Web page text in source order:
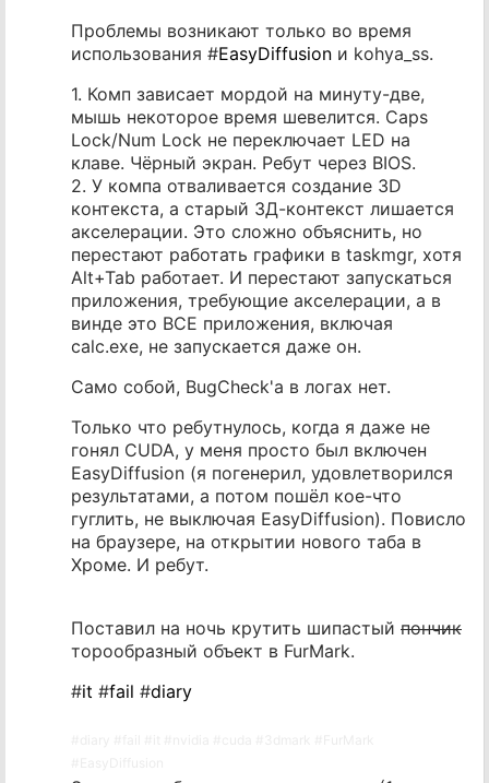
Проблемы возникают только во время
использования #EasyDiffusion и kohya_ss.
1. Комп зависает мордой на минуту-две,
мышь некоторое время шевелится. Caps
Lock/Num Lock не переключает LED на
клаве. Чёрный экран. Ребут через BIOS.
2. У компа отваливается создание 3D
контекста, а старый 3Д-контекст лишается
акселерации. Это сложно объяснить, но
перестают работать графики в taskmgr, хотя
Alt+Tab работает. И перестают запускаться
приложения, требующие акселерации, а в
винде это ВСЕ приложения, включая
calc.exe, не запускается даже он.
Само собой, BugCheck'а в логах нет.
Только что ребутнулось, когда я даже не
гонял CUDA, у меня просто был включен
EasyDiffusion (я погенерил, удовлетворился
результатами, а потом пошёл кое-что
гуглить, не выключая EasyDiffusion). Повисло
на браузере, на открытии нового таба в
Хроме. И ребут.
Поставил на ночь крутить шипастый пончик
торообразный объект в FurMark.
#it #fail #diary